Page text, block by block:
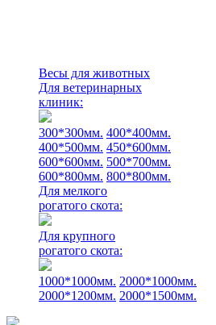
Весы для животных
Для ветеринарных
клиник:
300*300мм. 400*400мм.
400*500мм. 450*600мм.
600*600мм. 500*700мм.
600*800мм. 800*800мм.
Для мелкого
рогатого скота:
Для крупного
рогатого скота:
1000*1000мм. 2000*1000мм.
2000*1200мм. 2000*1500мм.